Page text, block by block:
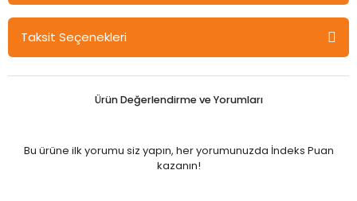
Nobel Sivil Asker İlişkilerinin Demokratikleşmesi - Osman Meşe
Nobel Bilimsel Eserler
Taksit Seçenekleri
Ürün Değerlendirme ve Yorumları
Bu ürüne ilk yorumu siz yapın, her yorumunuzda İndeks Puan
kazanın!